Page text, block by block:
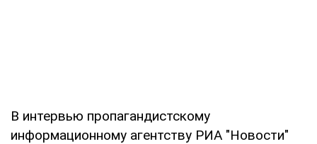
В интервью пропагандистскому
информационному агентству РИА "Новости"